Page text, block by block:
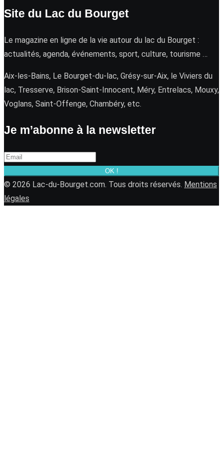
Site du Lac du Bourget
Le magazine en ligne de la vie autour du lac du Bourget :
actualités, agenda, événements, sport, culture, tourisme …
Aix-les-Bains, Le Bourget-du-lac, Grésy-sur-Aix, le Viviers du
lac, Tresserve, Brison-Saint-Innocent, Méry, Entrelacs, Mouxy,
Voglans, Saint-Offenge, Chambéry, etc.
Je m’abonne à la newsletter
OK !
© 2026 Lac-du-Bourget.com. Tous droits réservés. Mentions
légales